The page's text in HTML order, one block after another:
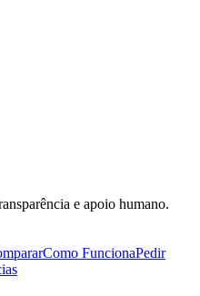
e apoio humano.
Como FuncionaPedir